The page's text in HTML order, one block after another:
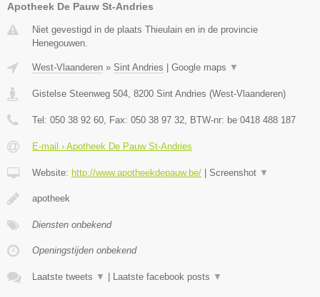
Apotheek De Pauw St-Andries
Niet gevestigd in de plaats Thieulain en in de provincie
Henegouwen.
West-Vlaanderen » Sint Andries Google maps ▼
Gistelse Steenweg 504, 8200 Sint Andries (West-Vlaanderen)
Tel: 050 38 92 60, Fax: 050 38 97 32, BTW-nr: be 0418 488 187
E-mail › Apotheek De Pauw St-Andries
Website: http://www.apotheekdepauw.be/ Screenshot ▼
apotheek
Diensten onbekend
Openingstijden onbekend
Laatste tweets ▼ Laatste facebook posts ▼